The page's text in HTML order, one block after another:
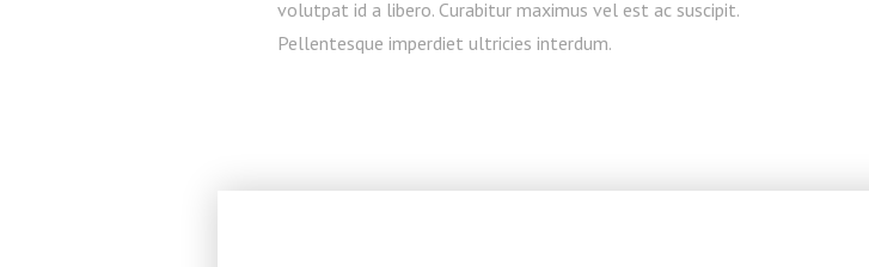
volutpat id a libero. Curabitur maximus vel est ac suscipit.
Pellentesque imperdiet ultricies interdum.